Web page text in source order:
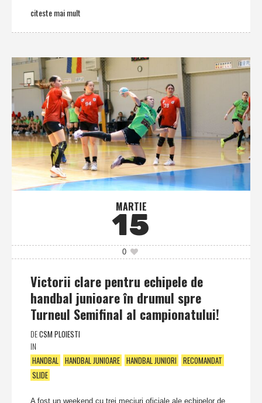
citeste mai mult
MARTIE
15
0
Victorii clare pentru echipele de
handbal junioare în drumul spre
Turneul Semifinal al campionatului!
DECSM PLOIESTI
IN
HANDBAL HANDBAL JUNIOARE HANDBAL JUNIORI RECOMANDAT
SLIDE
A fost un weekend cu trei meciuri oficiale ale echipelor de